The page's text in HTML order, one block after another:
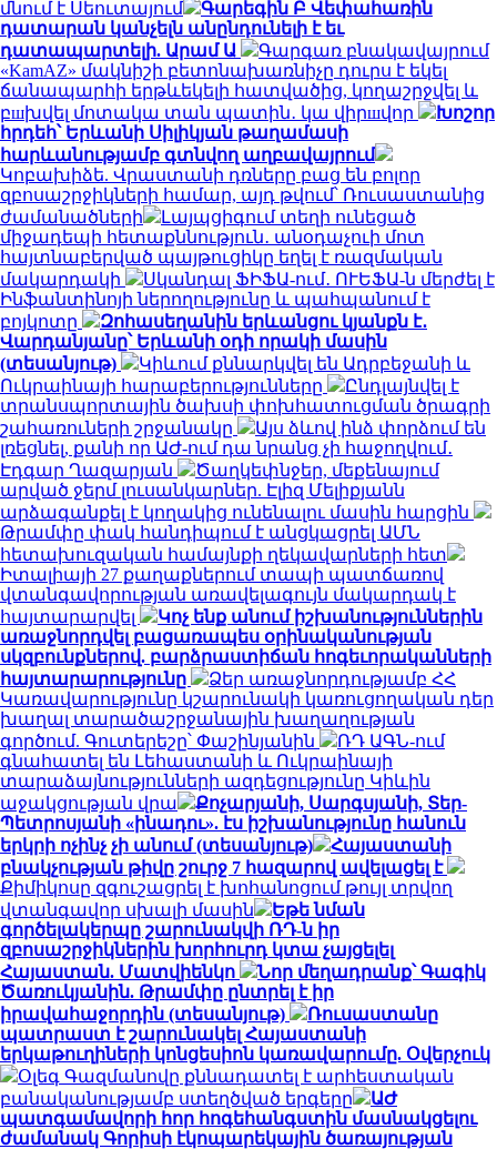
մնում է Սեուտայում
Գարեգին Բ Վեփահառին
դատարան կանչելն անընդունելի է եւ
դատապարտելի. Արամ Ա
Գարգառ բնակավայրում
«KamAZ» մակնիշի բետոնախառնիչը դուրս է եկել
ճանապարհի երթևեկելի հատվածից, կողաշրջվել և
բшխվել մոտակա տան պատին․ կա վիրшվոր
Խոշոր
հրդեհ՝ Երևանի Սիլիկյան թաղամասի
հարևանությամբ գտնվող աղբավայրում
Կոբախիձե. Վրաստանի դռները բաց են բոլոր
զբոսաշրջիկների համար, այդ թվում՝ Ռուսաստանից
ժամանածների
Լայպցիգում տեղի ունեցած
միջադեպի հետաքննություն․ անօդաչուի մոտ
հայտնաբերված պայթուցիկը եղել է ռազմական
մակարդակի
Սկանդալ ՖԻՖԱ-ում․ ՈՒԵՖԱ-ն մերժել է
Ինֆանտինոյի ներողությունը և պահպանում է
բոյկոտը
Զոհասեղանին երևանցու կյանքն է․
Վարդանյանը՝ Երևանի օդի որակի մասին
(տեսանյութ)
Կիևում քննարկվել են Ադրբեջանի և
Ուկրաինայի հարաբերությունները
Ընդլայնվել է
տրանսպորտային ծախսի փոխհատուցման ծրագրի
շահառուների շրջանակը
Այս ձևով ինձ փորձում են
լռեցնել, քանի որ ԱԺ-ում դա նրանց չի հաջողվում․
Էդգար Ղազարյան
Ծաղկեփնջեր, մեքենայում
արված ջերմ լուսանկարներ. Էլիզ Մելիքյանն
արձագանքել է կողակից ունենալու մասին հարցին
Թրամփը փակ հանդիպում է անցկացրել ԱՄՆ
հետախուզական համայնքի ղեկավարների հետ
Իտալիայի 27 քաղաքներում տապի պատճառով
վտանգավորության առավելագույն մակարդակ է
հայտարարվել
Կոչ ենք անում իշխանություններին
առաջնորդվել բացառապես օրինականության
սկզբունքներով. բարձրաստիճան հոգեւորականների
հայտարարությունը
Ձեր առաջնորդությամբ ՀՀ
Կառավարությունը կշարունակի կառուցողական դեր
խաղալ տարածաշրջանային խաղաղության
գործում. Գուտերեշը՝ Փաշինյանին
ՌԴ ԱԳՆ-ում
գնահատել են Լեհաստանի և Ուկրաինայի
տարաձայնությունների ազդեցությունը Կիևին
աջակցության վրա
Քոչարյանի, Սարգսյանի, Տեր-
Պետրոսյանի «ինադու». էս իշխանությունը հանուն
երկրի ոչինչ չի անում (տեսանյութ)
Հայաստանի
բնակչության թիվը շուրջ 7 հազարով ավելացել է
Քիմիկոսը զգուշացրել է խոհանոցում թույլ տրվող
վտանգավոր սխալի մասին
Եթե նման
գործելակերպը շարունակվի ՌԴ-ն իր
զբոսաշրջիկներին խորհուրդ կտա չայցելել
Հայաստան. Մատվիենկո
Նոր մեղադրանք՝ Գագիկ
Ծառուկյանին. Թրամփը ընտրել է իր
իրավահաջորդին (տեսանյութ)
Ռուսաստանը
պատրաստ է շարունակել Հայաստանի
երկաթուղիների կոնցեսիոն կառավարումը. Օվերչուկ
Օլեգ Գազմանովը քննադատել է արհեստական
բանականությամբ ստեղծված երգերը
ԱԺ
պատգամավորի հոր հոգեհանգստին մասնակցելու
ժամանակ Գորիսի էկոպարեկային ծառայության